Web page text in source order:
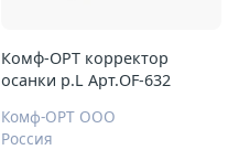
Комф-ОРТ корректор
осанки р.L Арт.OF-632
Комф-ОРТ ООО
Россия